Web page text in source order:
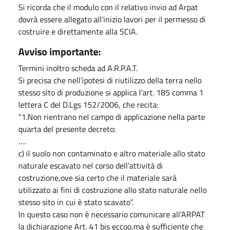
Si ricorda che il modulo con il relativo invio ad Arpat
dovrà essere allegato all’inizio lavori per il permesso di
costruire e direttamente alla SCIA.
Avviso importante:
Termini inoltro scheda ad A.R.P.A.T.
Si precisa che nell’ipotesi di riutilizzo della terra nello
stesso sito di produzione si applica l’art. 185 comma 1
lettera C del D.Lgs 152/2006, che recita:
“1.Non rientrano nel campo di applicazione nella parte
quarta del presente de­creto:
….
c) il suolo non contaminato e altro materiale allo stato
naturale escavato nel cor­so dell’attività di
costruzione,ove sia certo che il materiale sarà
utilizzato ai fini di costruzione allo stato naturale nello
stesso sito in cui è stato scavato”.
In questo caso non è necessario comunicare all’ARPAT
la dichiarazione Art. 41 bis eccoo,ma è sufficiente che